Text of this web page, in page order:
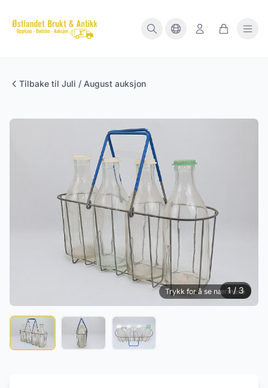
Tilbake til Juli / August auksjon
Trykk for å se nærmere
1 / 3